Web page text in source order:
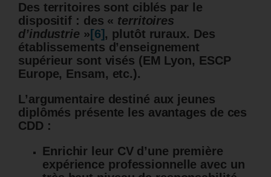
Des territoires sont ciblés par le
dispositif : des « territoires
d’industrie » [6], plutôt ruraux. Des
établissements d’enseignement
supérieur sont visés (EM Lyon, ESCP
Europe, Ensam, etc.).
L’argumentaire destiné aux jeunes
diplômés présente les avantages de ces
CDD :
Enrichir leur CV d’une première
expérience professionnelle avec un